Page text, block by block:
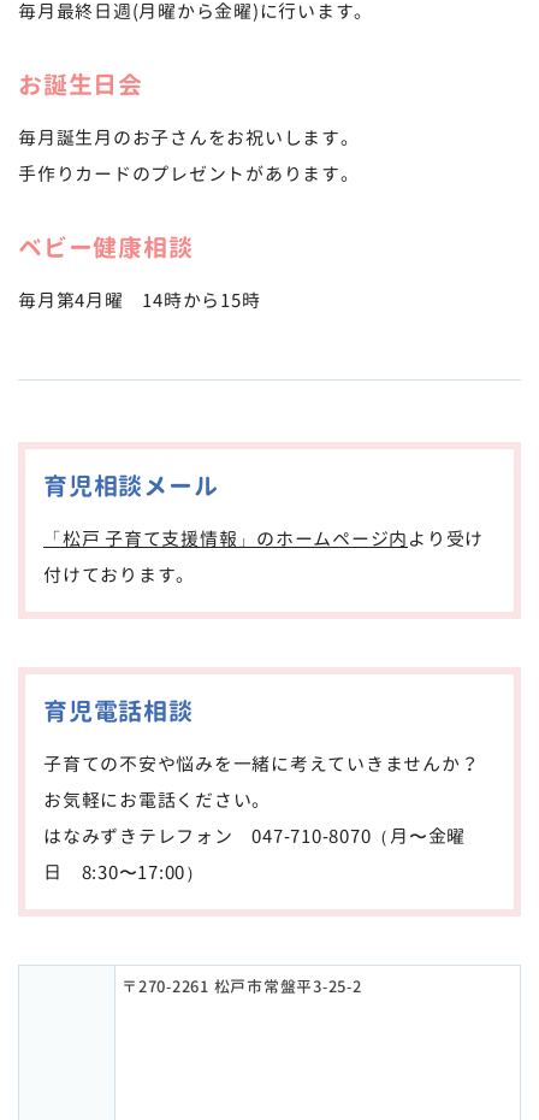
毎月最終日週(月曜から金曜)に行います。
お誕生日会
毎月誕生月のお子さんをお祝いします。
手作りカードのプレゼントがあります。
ベビー健康相談
毎月第4月曜 14時から15時
育児相談メール
「松戸 子育て支援情報」のホームページ内より受け
付けております。
育児電話相談
子育ての不安や悩みを一緒に考えていきませんか？
お気軽にお電話ください。
はなみずきテレフォン 047-710-8070（月〜金曜
日 8:30〜17:00）
〒270-2261 松戸市常盤平3-25-2